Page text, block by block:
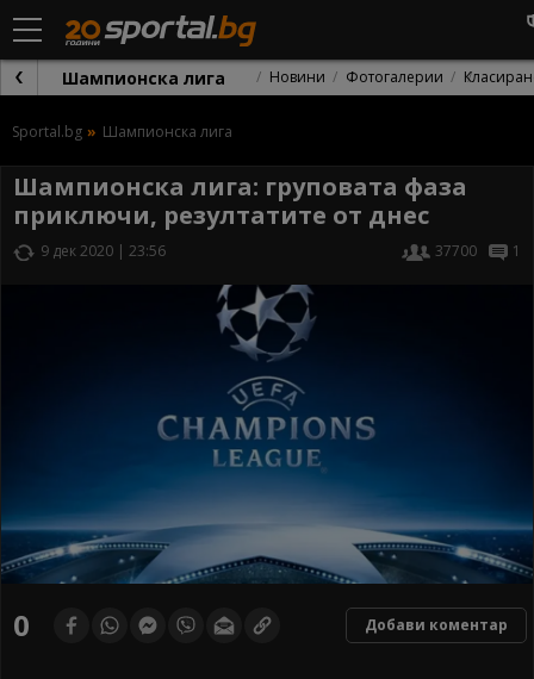
Шампионска лига Новини Фотогалерии
Sportal.bg Шампионска лига
Шампионска лига: груповата фаза
приключи, резултатите от днес
9 дек 2020 | 23:56 37700 1
0 Добави коментар